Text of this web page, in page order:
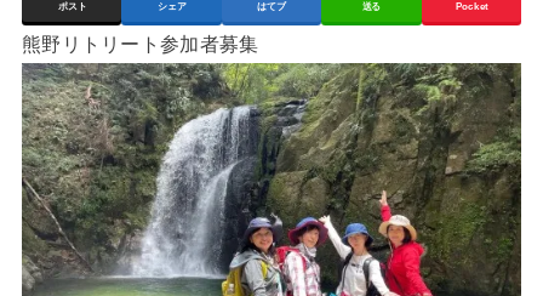
ポスト シェア はてブ 送る Pocket
熊野リトリート参加者募集